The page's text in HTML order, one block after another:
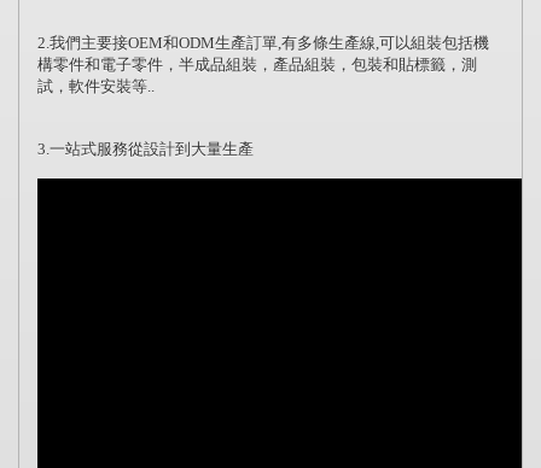
2.我們主要接OEM和ODM生產訂單,有多條生產線,可以組裝包括機
構零件和電子零件，半成品組裝，產品組裝，包裝和貼標籤，測
試，軟件安裝等..
3.一站式服務從設計到大量生產